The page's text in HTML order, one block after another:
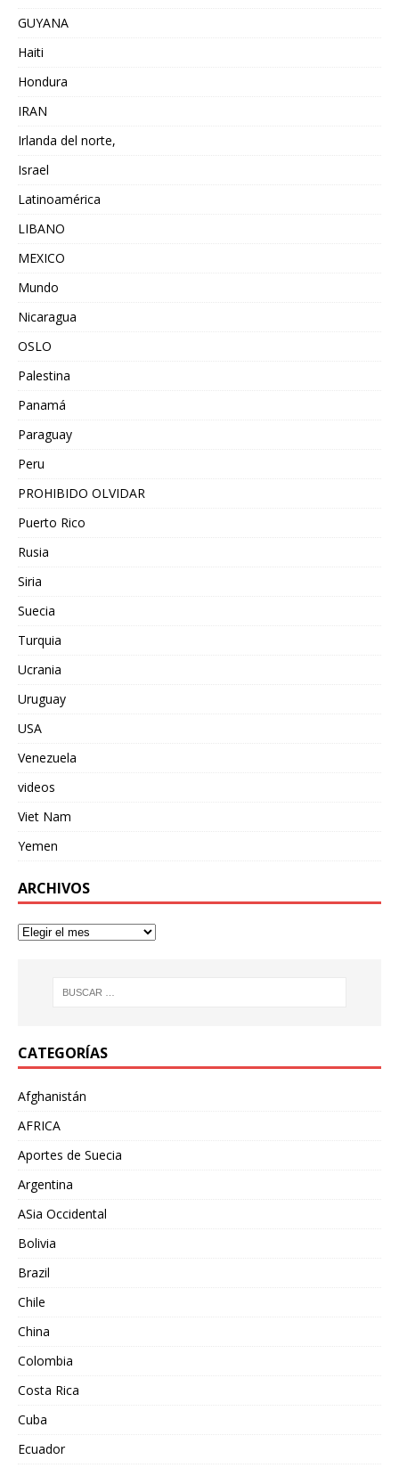
GUYANA
Haiti
Hondura
IRAN
Irlanda del norte,
Israel
Latinoamérica
LIBANO
MEXICO
Mundo
Nicaragua
OSLO
Palestina
Panamá
Paraguay
Peru
PROHIBIDO OLVIDAR
Puerto Rico
Rusia
Siria
Suecia
Turquia
Ucrania
Uruguay
USA
Venezuela
videos
Viet Nam
Yemen
ARCHIVOS
CATEGORÍAS
Afghanistán
AFRICA
Aportes de Suecia
Argentina
ASia Occidental
Bolivia
Brazil
Chile
China
Colombia
Costa Rica
Cuba
Ecuador